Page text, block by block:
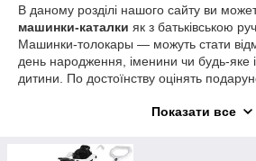
В даному розділі нашого сайту ви
машинки-каталки як з батьківською
Машинки-толокары — можуть стати
день народження, іменини чи будь-яке
дитини. По достоїнству оцінять
просто щасливі. Функціональність
щоб він не з'їжджав з дороги. Такий
Показати все